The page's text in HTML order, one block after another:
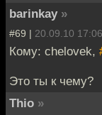
barinkay »
#69 | 20.09.10 17:06
Кому: chelovek,
Это ты к чему?
Thio »